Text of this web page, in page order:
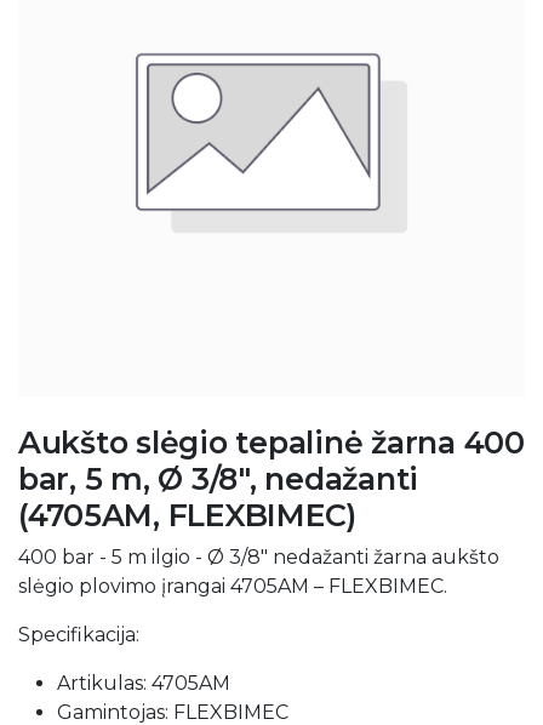
Aukšto slėgio tepalinė žarna 400
bar, 5 m, Ø 3/8", nedažanti
(4705AM, FLEXBIMEC)
400 bar - 5 m ilgio - Ø 3/8" nedažanti žarna aukšto
slėgio plovimo įrangai 4705AM – FLEXBIMEC.
Specifikacija:
Artikulas: 4705AM
Gamintojas: FLEXBIMEC